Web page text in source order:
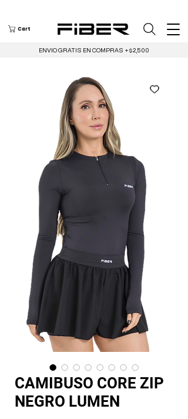
Cart
ENVIO GRATIS EN COMPRAS +$2,500
CAMIBUSO CORE ZIP
NEGRO LUMEN